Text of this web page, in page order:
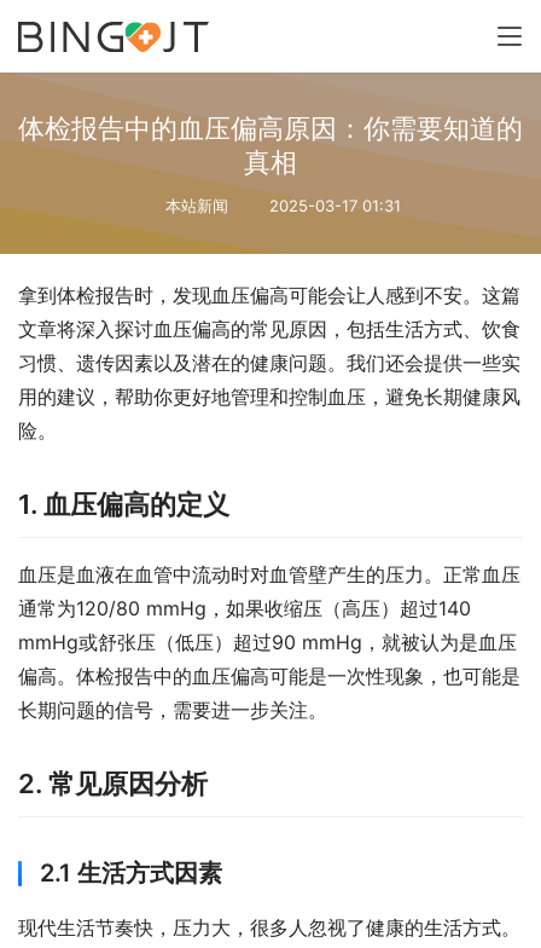
体检报告中的血压偏高原因：你需要知道的
真相
本站新闻 2025-03-17 01:31
拿到体检报告时，发现血压偏高可能会让人感到不安。这篇
文章将深入探讨血压偏高的常见原因，包括生活方式、饮食
习惯、遗传因素以及潜在的健康问题。我们还会提供一些实
用的建议，帮助你更好地管理和控制血压，避免长期健康风
险。
1. 血压偏高的定义
血压是血液在血管中流动时对血管壁产生的压力。正常血压
通常为120/80 mmHg，如果收缩压（高压）超过140
mmHg或舒张压（低压）超过90 mmHg，就被认为是血压
偏高。体检报告中的血压偏高可能是一次性现象，也可能是
长期问题的信号，需要进一步关注。
2. 常见原因分析
2.1 生活方式因素
现代生活节奏快，压力大，很多人忽视了健康的生活方式。